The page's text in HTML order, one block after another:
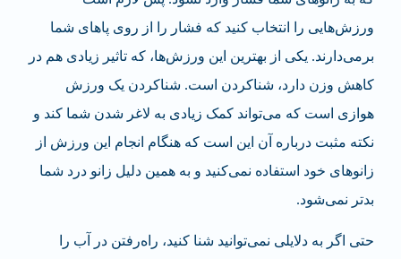
ورزش‌هایی را انتخاب کنید که فشار را از روی پاهای شما
برمی‌دارند. یکی از بهترین این ورزش‌ها، که تاثیر زیادی هم در
کاهش وزن دارد، شناکردن است. شناکردن یک ورزش
هوازی است که می‌تواند کمک زیادی به لاغر شدن شما کند و
نکته مثبت درباره آن این است که هنگام انجام این ورزش از
زانوهای خود استفاده نمی‌کنید و به همین دلیل زانو درد شما
بدتر نمی‌شود.
حتی اگر به دلایلی نمی‌توانید شنا کنید، راه‌رفتن در آب را